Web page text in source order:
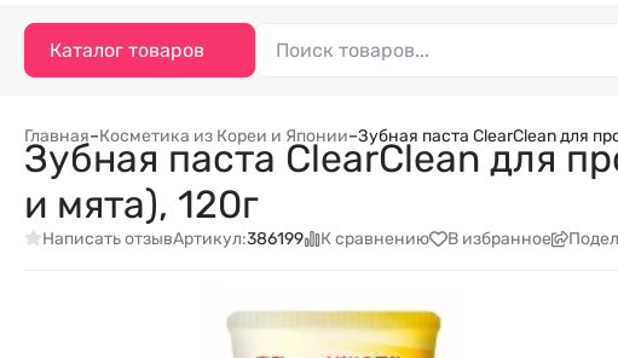
Каталог товаров
Главная–Косметика из Кореи и Японии–Зубная паста ClearClean для
Зубная паста ClearClean для
и мята), 120г
Написать отзывАртикул:386199 К сравнению В избранное